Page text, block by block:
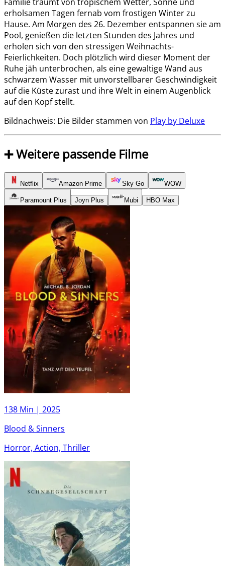
erholsamen Tagen fernab vom frostigen Winter zu
Hause. Am Morgen des 26. Dezember entspannen sie am
Pool, genießen die letzten Stunden des Jahres und
erholen sich von den stressigen Weihnachts-
Feierlichkeiten. Doch plötzlich wird dieser Moment der
Ruhe jäh unterbrochen, als eine gewaltige Wand aus
schwarzem Wasser mit unvorstellbarer Geschwindigkeit
auf die Küste zurast und ihre Welt in einem Augenblick
auf den Kopf stellt.
Bildnachweis: Die Bilder stammen von Play by Deluxe
➕ Weitere passende Filme
Netflix Amazon Prime Sky Go WOW
Paramount Plus Joyn Plus Mubi HBO Max
138 Min | 2025
Blood & Sinners
Horror, Action, Thriller